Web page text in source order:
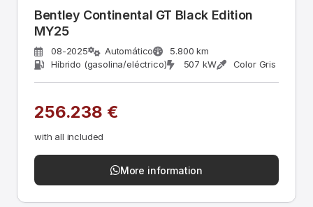
Bentley Continental GT Black Edition
MY25
08-2025 Automático
5.800 km
Híbrido (gasolina/eléctrico)
507 kW Color Gris
256.238 €
with all included
More information